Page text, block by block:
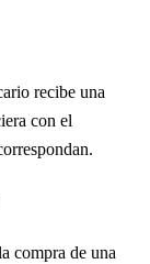
recibe una
con el
compra de una